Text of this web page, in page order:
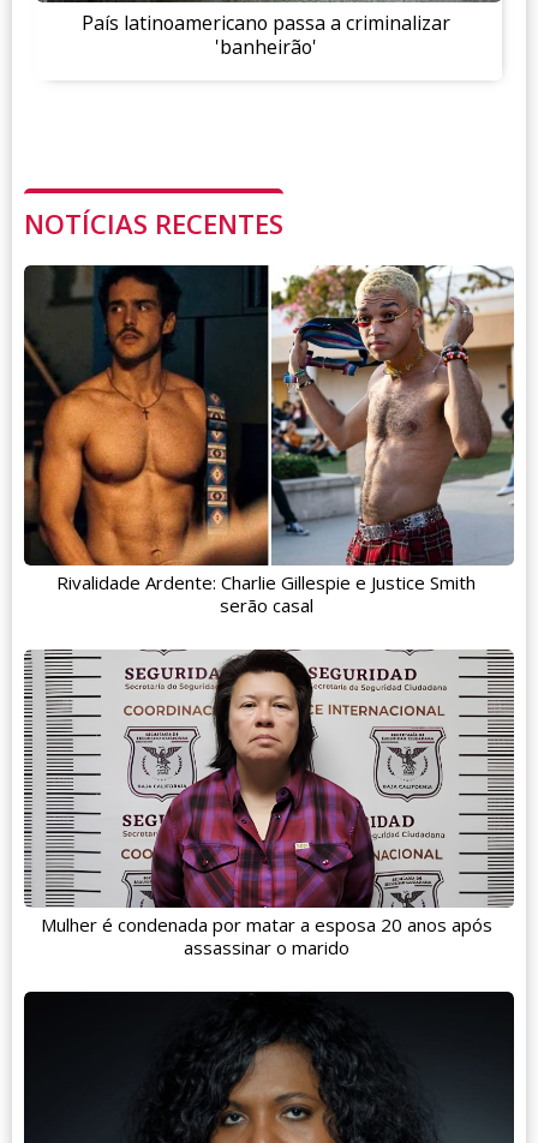
País latinoamericano passa a criminalizar
'banheirão'
NOTÍCIAS RECENTES
Rivalidade Ardente: Charlie Gillespie e Justice Smith
serão casal
Mulher é condenada por matar a esposa 20 anos após
assassinar o marido